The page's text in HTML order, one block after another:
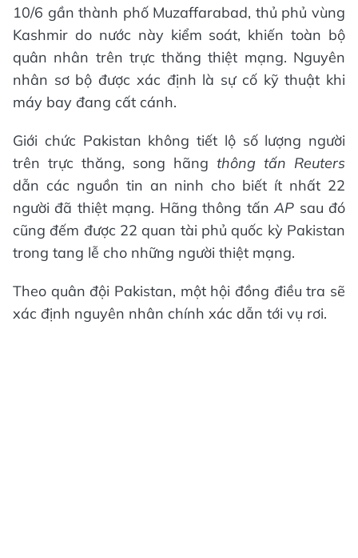
10/6 gần thành phố Muzaffarabad, thủ phủ vùng
Kashmir do nước này kiểm soát, khiến toàn bộ
quân nhân trên trực thăng thiệt mạng. Nguyên
nhân sơ bộ được xác định là sự cố kỹ thuật khi
máy bay đang cất cánh.
Giới chức Pakistan không tiết lộ số lượng người
trên trực thăng, song hãng thông tấn Reuters
dẫn các nguồn tin an ninh cho biết ít nhất 22
người đã thiệt mạng. Hãng thông tấnAP sau đó
cũng đếm được 22 quan tài phủ quốc kỳ Pakistan
trong tang lễ cho những người thiệt mạng.
Theo quân đội Pakistan, một hội đồng điều tra sẽ
xác định nguyên nhân chính xác dẫn tới vụ rơi.